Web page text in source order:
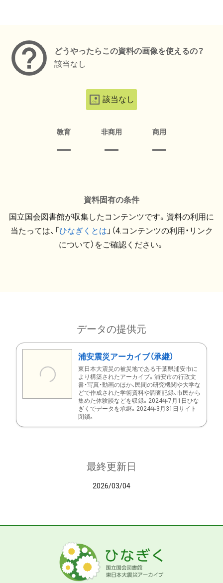
どうやったらこの資料の画像を使えるの？
該当なし
該当なし
教育 非商用 商用
資料固有の条件
国立国会図書館が収集したコンテンツです。資料の利用に
当たっては、「ひなぎくとは 」（4.コンテンツの利用・リンク
について）をご確認ください。
データの提供元
浦安震災アーカイブ（承継）
東日本大震災の被災地である千葉県浦安市に
より構築されたアーカイブ。浦安市の行政文
書・写真・動画のほか、民間の研究機関や大学な
どで作成された学術資料や調査記録、市民から
集めた体験談などを収録。2024年7月1日ひな
ぎくでデータを承継。2024年3月31日サイト
閉鎖。
最終更新日
2026/03/04